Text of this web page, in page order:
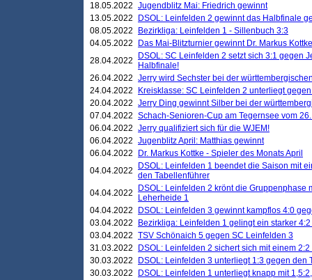
18.05.2022 Jugendblitz Mai: Friedrich gewinnt
13.05.2022
DSOL: Leinfelden 2 gewinnt das Halbfinale
08.05.2022
Bezirkliga: Leinfelden 1 - Sillenbuch 3:3
04.05.2022
Das Mai-Blitzturnier gewinnt Dr. Markus
28.04.2022
DSOL: SC Leinfelden 2 setzt sich 3:1 gegen
Halbfinale!
26.04.2022 Jerry wird Sechster bei der
24.04.2022
Kreisklasse: SC Leinfelden 2 unterliegt
20.04.2022 Jerry Ding gewinnt Silber bei der
07.04.2022 Schach-Senioren-Cup am Tegernsee vom
06.04.2022 Jerry qualifiziert sich für die WJEM!
06.04.2022 Jugenblitz April: Matthias gewinnt
06.04.2022
Dr. Markus Kottke - Spieler des Monats April
04.04.2022
DSOL: Leinfelden 1 beendet die Saison mit
den Tabellenführer
04.04.2022
DSOL: Leinfelden 2 krönt die Gruppenphase
Leherheide 1
04.04.2022
DSOL: Leinfelden 3 gewinnt kampflos 4:0
03.04.2022
Bezirkliga: Leinfelden 1 gelingt ein starker
03.04.2022 TSV Schönaich 5 gegen SC Leinfelden 3
31.03.2022
DSOL: Leinfelden 2 sichert sich mit einem
30.03.2022
DSOL: Leinfelden 3 unterliegt 1:3 gegen den
30.03.2022
DSOL: Leinfelden 1 unterliegt knapp mit